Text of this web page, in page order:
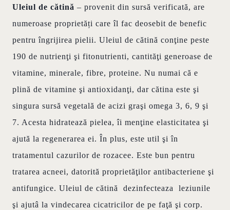
Uleiul de cătină – provenit din sursă verificată, are
numeroase proprietăți care îl fac deosebit de benefic
pentru îngrijirea pielii. Uleiul de cătină conţine peste
190 de nutrienţi şi fitonutrienti, cantităţi generoase de
vitamine, minerale, fibre, proteine. Nu numai că e
plină de vitamine şi antioxidanţi, dar cătina este şi
singura sursă vegetală de acizi graşi omega 3, 6, 9 şi
7. Acesta hidratează pielea, îi menţine elasticitatea şi
ajută la regenerarea ei. În plus, este util şi în
tratamentul cazurilor de rozacee. Este bun pentru
tratarea acneei, datorită proprietăţilor antibacteriene şi
antifungice. Uleiul de cătină dezinfecteaza leziunile
şi ajutâ la vindecarea cicatricilor de pe faţă şi corp.